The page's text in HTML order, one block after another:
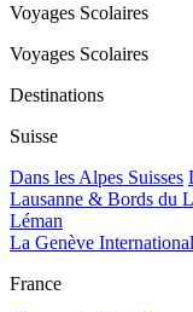
Voyages Scolaires
Voyages Scolaires
Destinations
Suisse
Dans les Alpes Suisses
Lausanne & Bords du
Léman
La Genève
France